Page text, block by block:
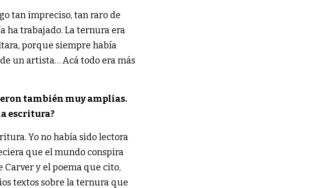
tan impreciso, tan raro de
ha trabajado. La ternura era
porque siempre había
un artista… Acá todo era más
también muy amplias.
escritura?
Yo no había sido lectora
que el mundo conspira
Carver y el poema que cito,
textos sobre la ternura que